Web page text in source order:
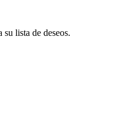
lista de deseos.